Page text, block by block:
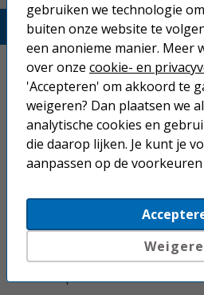
Home
Inkjetprinters
Laserprinters
All-in-one printers
Beletteringsystemen
gebruiken we technologie
buiten onze website te
een anonieme manier. Meer
over onze cookie- en
'Accepteren' om akkoord te
weigeren? Dan plaatsen we
analytische cookies en
die daarop lijken. Je kunt je
aanpassen op de